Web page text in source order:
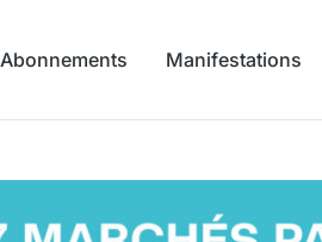
Abonnements Manifestations